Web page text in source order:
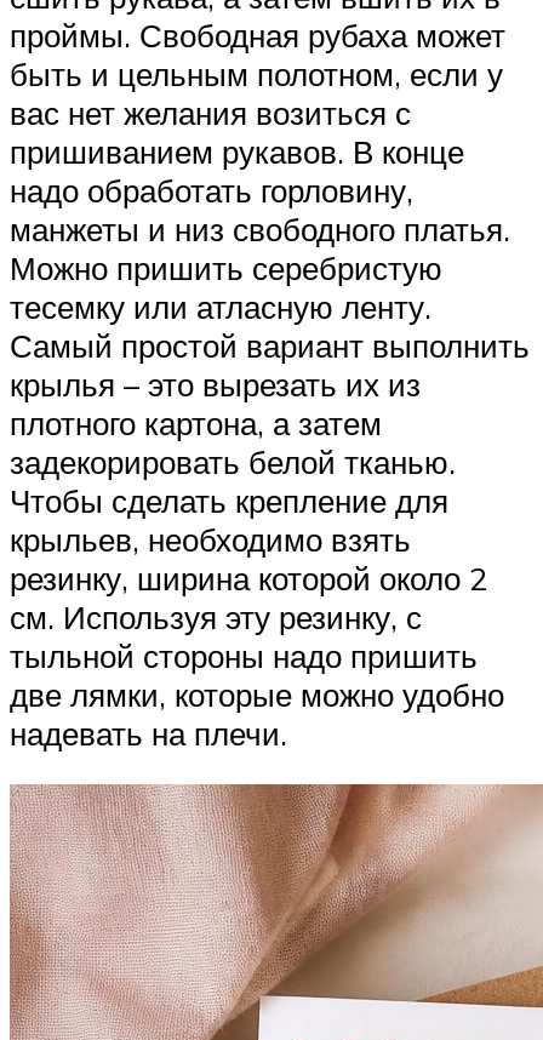
проймы. Свободная рубаха может
быть и цельным полотном, если у
вас нет желания возиться с
пришиванием рукавов. В конце
надо обработать горловину,
манжеты и низ свободного платья.
Можно пришить серебристую
тесемку или атласную ленту.
Самый простой вариант выполнить
крылья – это вырезать их из
плотного картона, а затем
задекорировать белой тканью.
Чтобы сделать крепление для
крыльев, необходимо взять
резинку, ширина которой около 2
см. Используя эту резинку, с
тыльной стороны надо пришить
две лямки, которые можно удобно
надевать на плечи.